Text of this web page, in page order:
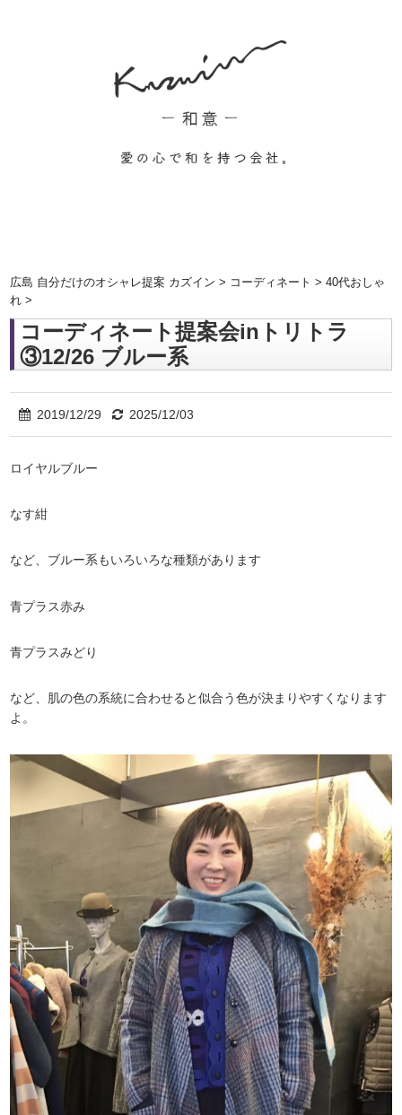
広島 自分だけのオシャレ提案 カズイン > コーディネート >40代おしゃ
れ >
コーディネート提案会inトリトラ
③12/26 ブルー系
2019/12/29 2025/12/03
ロイヤルブルー
なす紺
など、ブルー系もいろいろな種類があります
青プラス赤み
青プラスみどり
など、肌の色の系統に合わせると似合う色が決まりやすくなります
よ。